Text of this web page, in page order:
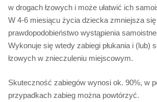
w drogach łzowych i może ułatwić ich
W 4-6 miesiącu życia dziecka zmniejsza się
prawdopodobieństwo wystąpienia
Wykonuje się wtedy zabiegi płukania i (lub)
łzowych w znieczuleniu miejscowym.
Skuteczność zabiegów wynosi ok. 90%, w
przypadkach zabieg można powtórzyć.